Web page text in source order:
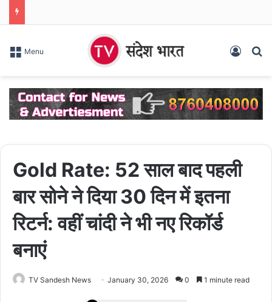
Menu Log In
Gold Rate: 52 साल बाद पहली
बार सोने ने दिया 30 दिन में इतना
रिटर्न: वहीं चांदी ने भी नए रिकॉर्ड
बनाएं
TV Sandesh News January 30, 2026 0 1 minute read